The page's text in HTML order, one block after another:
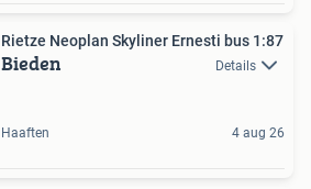
Rietze Neoplan Skyliner Ernesti bus 1:87
Bieden Details
Haaften 4 aug 26